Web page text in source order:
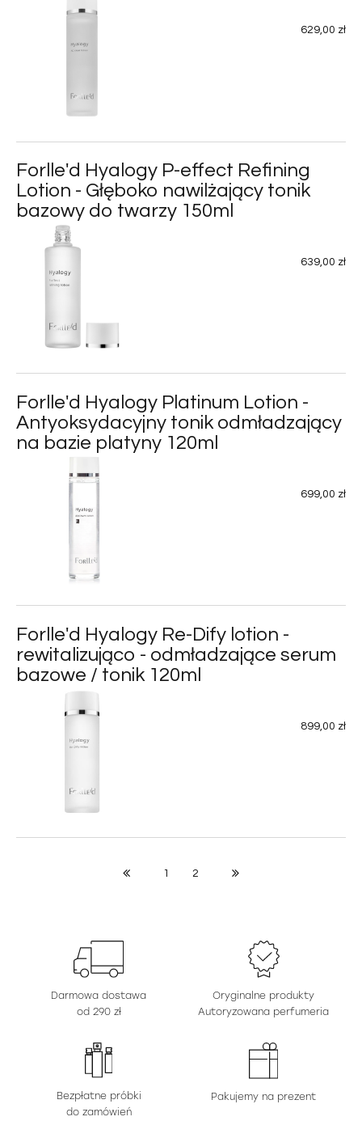
629,00 zł
Forlle'd Hyalogy P-effect Refining
Lotion - Głęboko nawilżający tonik
bazowy do twarzy 150ml
639,00 zł
Forlle'd Hyalogy Platinum Lotion -
Antyoksydacyjny tonik odmładzający
na bazie platyny 120ml
699,00 zł
Forlle'd Hyalogy Re-Dify lotion -
rewitalizująco - odmładzające serum
bazowe / tonik 120ml
899,00 zł
1 2
Darmowa dostawa
od 290 zł
Oryginalne produkty
Autoryzowana perfumeria
Bezpłatne próbki
do zamówień
Pakujemy na prezent